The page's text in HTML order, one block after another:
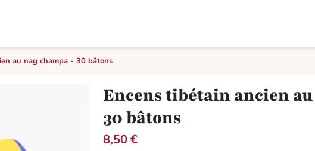
au nag champa - 30 bâtons
Encens tibétain ancien
30 bâtons
8,50 €